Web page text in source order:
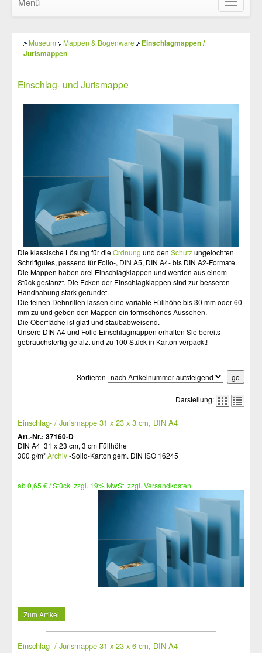
ein-/
Museum Mappen & Bogenware
Einschlagmappen /
Jurismappen
Einschlag- und Jurismappe
Die klassische Lösung für dieOrdnung und den Schutzungelochten
Schriftgutes, passend für Folio-, DIN A5, DIN A4- bis DIN A2-Formate.
Die Mappen haben drei Einschlagklappen und werden aus einem
Stück gestanzt. Die Ecken der Einschlagklappen sind zur besseren
Handhabung stark gerundet.
Die feinen Dehnrillen lassen eine variable Füllhöhe bis 30 mm oder 60
mm zu und geben den Mappen ein formschönes Aussehen.
Die Oberfläche ist glatt und staubabweisend.
Unsere DIN A4 und Folio Einschlagmappen erhalten Sie bereits
gebrauchsfertig gefalzt und zu 100 Stück in Karton verpackt!
Sortieren
Darstellung:
Einschlag- / Jurismappe 31 x 23 x 3 cm, DIN A4
Art.-Nr.: 37160-D
DIN A4 31 x 23 cm, 3 cm Füllhöhe
300 g/m²Archiv-Solid-Karton gem. DIN ISO 16245
ab 0,65 € / Stück zzgl. 19% MwSt. zzgl. Versandkosten
Zum Artikel
Einschlag- / Jurismappe 31 x 23 x 6 cm, DIN A4